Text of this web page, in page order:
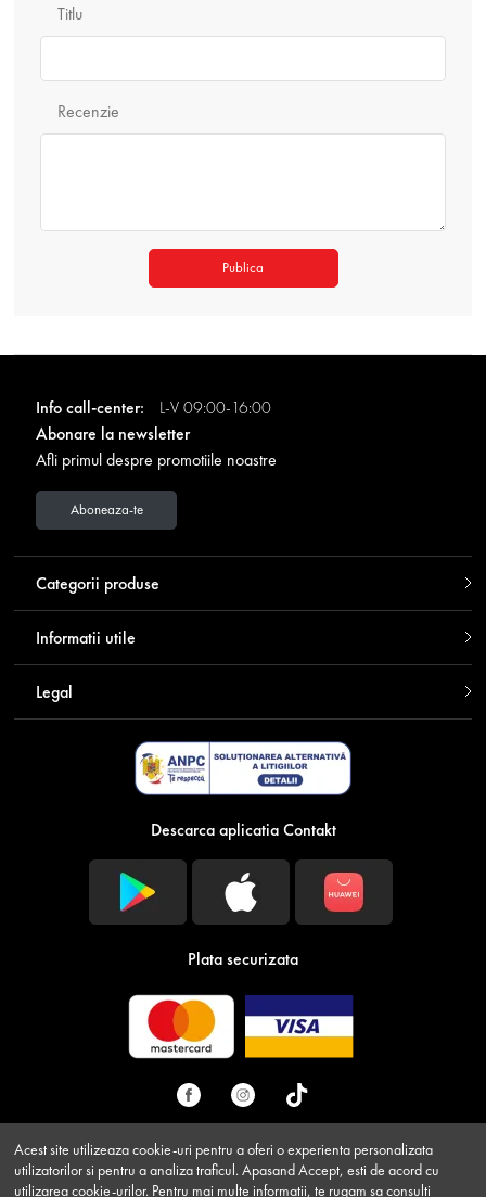
Titlu
Recenzie
Publica
Info call-center:
L-V 09:00-16:00
Abonare la newsletter
Afli primul despre promotiile noastre
Aboneaza-te
Categorii produse
Informatii utile
Legal
Descarca aplicatia Contakt
Plata securizata
© Contakt.ro 2026 - Toate drepturile rezervate CONTAKT
Descarca GRATUIT aplicatia Contakt!
Acest site utilizeaza cookie-uri pentru a oferi o experienta personalizata
utilizatorilor si pentru a analiza traficul. Apasand Accept, esti de acord cu
utilizarea cookie-urilor. Pentru mai multe informatii, te rugam sa consulti